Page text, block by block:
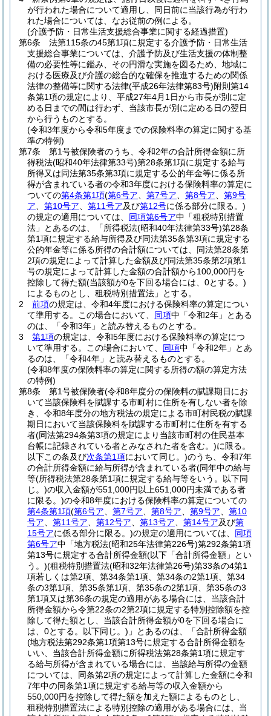
が行われた場合について適用し、同日前に当該行為が行わ
れた場合については、なお従前の例による。
(介護予防・日常生活支援総合事業に関する経過措置)
第6条
法第115条の45第1項に規定する介護予防・日常生活
支援総合事業については、介護予防及び生活支援の体制整
備の必要性等に鑑み、その円滑な実施を図るため、地域に
おける医療及び介護の総合的な確保を推進するための関係
法律の整備等に関する法律(平成26年法律第83号)附則第14
条第1項の規定により、平成27年4月1日から市長が別に定
める日までの間は行わず、当該市長が別に定める日の翌日
から行うものとする。
(令和3年度から令和5年度までの保険料率の算定に関する基
準の特例)
第7条
第1号被保険者のうち、令和2年の合計所得金額に所
得税法(昭和40年法律第33号)第28条第1項に規定する給与
所得又は同法第35条第3項に規定する公的年金等に係る所
得が含まれている者の令和3年度における保険料率の算定に
ついての第4条第1項(第6号ア 第7号ア 第8号ア
第9号
ア
第10号ア 第11号ア及び第12号に係る部分に限る。)
の規定の適用については、 同項第6号ア中「租税特別措置
法」とあるのは、「所得税法(昭和40年法律第33号)第28条
第1項に規定する給与所得及び同法第35条第3項に規定する
公的年金等に係る所得の合計額については、同法第28条第
2項の規定によって計算した金額及び同法第35条第2項第1
号の規定によって計算した金額の合計額から100,000円を
控除して得た額(当該額が0を下回る場合には、0とする。)
によるものとし、租税特別措置法」とする。
2
前項の規定は、令和4年度における保険料率の算定につい
て準用する。
この場合において、 同項中「令和2年」とある
のは、「令和3年」と読み替えるものとする。
3
第1項の規定は、令和5年度における保険料率の算定につ
いて準用する。
この場合において、 同項中「令和2年」とあ
るのは、「令和4年」と読み替えるものとする。
(令和8年度の保険料率の算定に関する所得の額の算定方法
の特例)
第8条
第1号被保険者(令和8年度分の保険料の賦課期日にお
いて当該保険料を賦課する市町村に住所を有しない者を除
き、令和8年度分の地方税法の規定による市町村民税の賦課
期日において当該保険料を賦課する市町村に住所を有する
者(同法第294条第3項の規定により当該市町村の住民基本
台帳に記録されている者とみなされた者を含む。)に限る。
以下この条及び次条第1項において同じ。)のうち、令和7年
の合計所得金額に給与所得が含まれている者(同年中の給与
等(所得税法第28条第1項に規定する給与等をいう。以下同
じ。)の収入金額が551,000円以上651,000円未満である者
に限る。)の令和8年度における保険料率の算定についての
第4条第1項(第6号ア 第7号ア 第8号ア 第9号ア
第10
号ア
第11号ア 第12号ア 第13号ア 第14号ア及び第
15号アに係る部分に限る。)の規定の適用については、 同項
第6号ア中「地方税法(昭和25年法律第226号)第292条第1項
第13号に規定する合計所得金額(以下「合計所得金額」とい
う。)(租税特別措置法(昭和32年法律第26号)第33条の4第1
項若しくは第2項、第34条第1項、第34条の2第1項、第34
条の3第1項、第35条第1項、第35条の2第1項、第35条の3
第1項又は第36条の規定の適用がある場合には、当該合計
所得金額から令第22条の2第2項に規定する特別控除額を控
除して得た額とし、当該合計所得金額が0を下回る場合に
は、0とする。以下同じ。) 」とあるのは、「合計所得金額
(地方税法第292条第1項第13号に規定する合計所得金額を
いい、当該合計所得金額に所得税法第28条第1項に規定す
る給与所得が含まれている場合には、当該給与所得の金額
については、同条第2項の規定によって計算した金額に令和
7年中の同条第1項に規定する給与等の収入金額から
550,000円を控除して得た額を加えた額によるものとし、
租税特別措置法による特別控除の適用がある場合には、当